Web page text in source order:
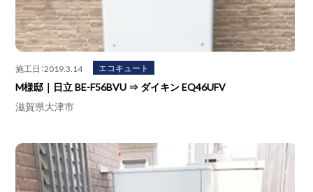
施工日：2019.3.14 エコキュート
M様邸｜日立 BE-F56BVU ⇒ ダイキン EQ46UFV
滋賀県大津市